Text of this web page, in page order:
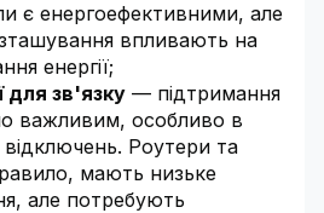
є енергоефективними, але
впливають на
енергії;
для зв'язку — підтримання
важливим, особливо в
Роутери та
мають низьке
але потребують